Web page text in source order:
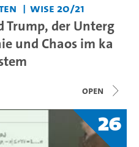
WiSe 20/21
Trump, der Unterg
und Chaos im ka
open
26